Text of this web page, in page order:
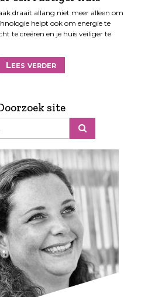
draait allang niet meer alleen om
helpt ook om energie te
te creëren en je huis veiliger te
Lees verder
site